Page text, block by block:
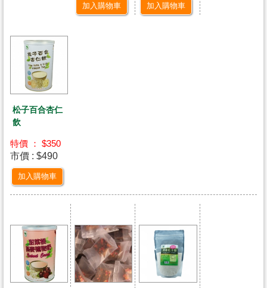
加入購物車 加入購物車
松子百合杏仁
飲
特價 ： $350
市價 : $490
加入購物車